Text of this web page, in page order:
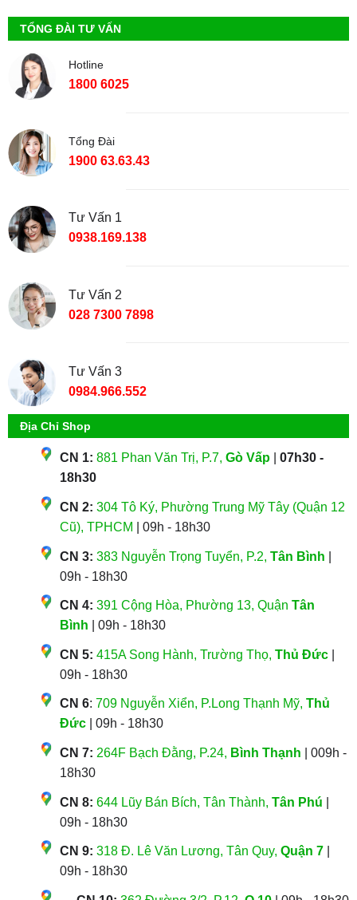
TỔNG ĐÀI TƯ VẤN
Hotline
1800 6025
Tổng Đài
1900 63.63.43
Tư Vấn 1
0938.169.138
Tư Vấn 2
028 7300 7898
Tư Vấn 3
0984.966.552
Địa Chỉ Shop
CN 1: 881 Phan Văn Trị, P.7, Gò Vấp| 07h30 -
18h30
CN 2: 304 Tô Ký, Phường Trung Mỹ Tây (Quận 12
Cũ), TPHCM
| 09h - 18h30
CN 3: 383 Nguyễn Trọng Tuyển, P.2, Tân Bình
09h - 18h30
CN 4: 391 Cộng Hòa, Phường 13, Quận Tân
Bình | 09h - 18h30
CN 5: 415A Song Hành, Trường Thọ, Thủ Đức|
09h - 18h30
CN 6: 709 Nguyễn Xiển, P.Long Thạnh Mỹ, Thủ
Đức| 09h - 18h30
CN 7: 264F Bạch Đằng, P.24, Bình Thạnh | 009h -
18h30
CN 8: 644 Lũy Bán Bích, Tân Thành, Tân Phú
09h - 18h30
CN 9: 318 Đ. Lê Văn Lương, Tân Quy, Quận 7|
09h - 18h30